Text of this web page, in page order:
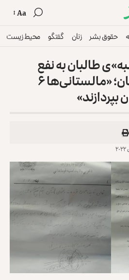
Aa
حقوق بشر زنان گفتگو محیط زیست
طالبان به نفع
باشندگان اجرستان؛ «مالستانی‌ها ۶
بپردازند»